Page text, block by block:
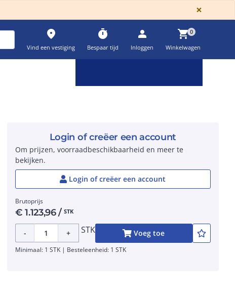
×
place
Vind een vestiging
timer
Bespaar tijd
person
Inloggen
shopping_cart0
Winkelwagen
Login of creëer een account
Om prijzen, voorraadbeschikbaarheid en meer te
bekijken.
Login of creëer een account
Brutoprijs
€1.123,96/ STK
- + STK Voeg toe
Minimaal: 1 STK | Besteleenheid: 1 STK